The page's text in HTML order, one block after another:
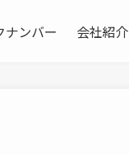
ナンバー 会社紹介